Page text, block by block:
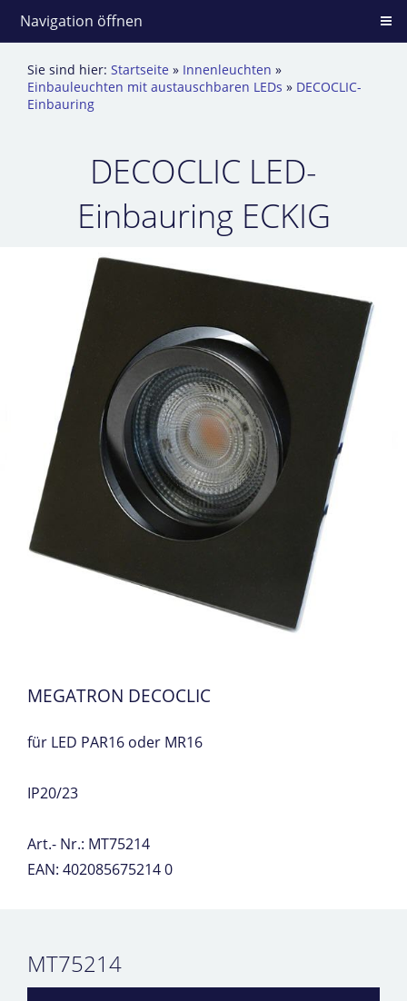
Navigation öffnen
Sie sind hier: Startseite » Innenleuchten »
Einbauleuchten mit austauschbaren LEDs » DECOCLIC-
Einbauring
DECOCLIC LED-
Einbauring ECKIG
MEGATRON DECOCLIC
für LED PAR16 oder MR16
IP20/23
Art.- Nr.: MT75214
EAN: 402085675214 0
MT75214